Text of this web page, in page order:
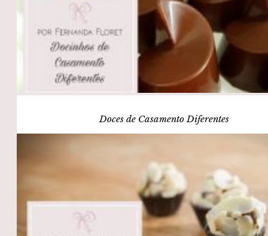
Doces de Casamento Diferentes